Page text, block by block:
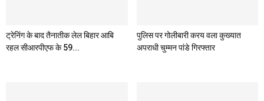
ट्रेनिंग के बाद तैनातीक लेल बिहार आबि
रहल सीआरपीएफ के 59...
पुलिस पर गोलीबारी करय वला कुख्यात
अपराधी चुम्मन पांडे गिरफ्तार